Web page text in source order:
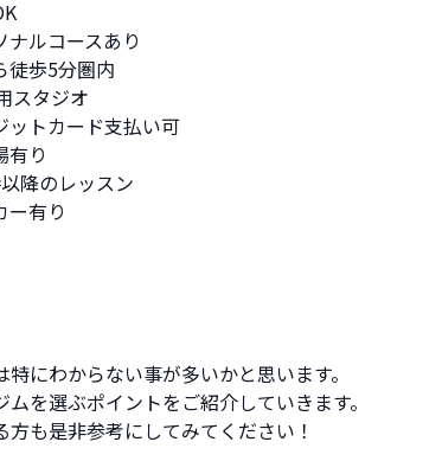
ナルコースあり
徒歩5分圏内
スタジオ
ットカード支払い可
有り
降のレッスン
ー有り
にわからない事が多いかと思います。
を選ぶポイントをご紹介していきます。
も是非参考にしてみてください！